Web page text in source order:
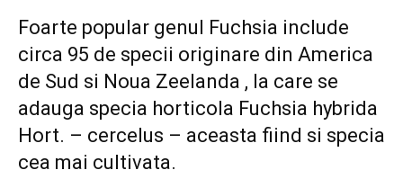
Foarte popular genul Fuchsia include
circa 95 de specii originare din America
de Sud si Noua Zeelanda , la care se
adauga specia horticola Fuchsia hybrida
Hort. – cercelus – aceasta fiind si specia
cea mai cultivata.